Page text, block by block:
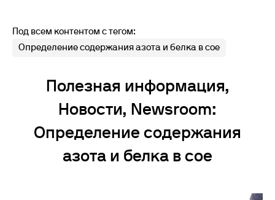
Под всем контентом с тегом:
Определение содержания азота и белка в сое
Полезная информация,
Новости, Newsroom:
Определение содержания
азота и белка в сое